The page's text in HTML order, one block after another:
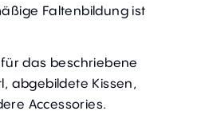
Faltenbildung ist
das beschriebene
abgebildete Kissen,
Accessories.